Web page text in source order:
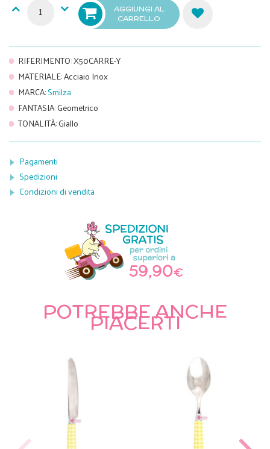
AGGIUNGI AL
CARRELLO
RIFERIMENTO:X50CARRE-Y
MATERIALE:Acciaio Inox
MARCA:Smilza
FANTASIA:Geometrico
TONALITÀ:Giallo
Pagamenti
Spedizioni
Condizioni di vendita
POTREBBE ANCHE
PIACERTI